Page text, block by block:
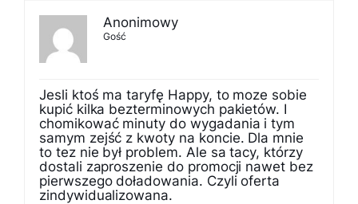
Anonimowy
Gość
Jesli ktoś ma taryfę Happy, to moze sobie
kupić kilka bezterminowych pakietów. I
chomikować minuty do wygadania i tym
samym zejść z kwoty na koncie. Dla mnie
to tez nie był problem. Ale sa tacy, którzy
dostali zaproszenie do promocji nawet bez
pierwszego doładowania. Czyli oferta
zindywidualizowana.